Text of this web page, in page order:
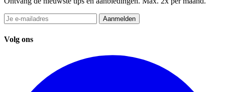
Aanmelden
Volg ons